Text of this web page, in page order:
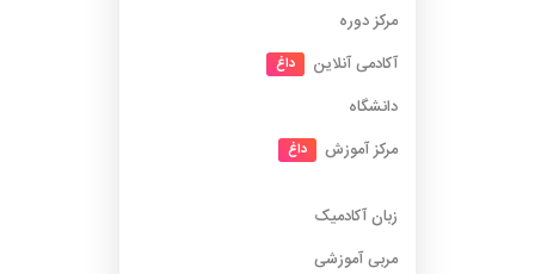
مرکز دوره
آکادمی آنلاین
داغ
دانشگاه
مرکز آموزش
داغ
زبان آکادمیک
مربی آموزشی